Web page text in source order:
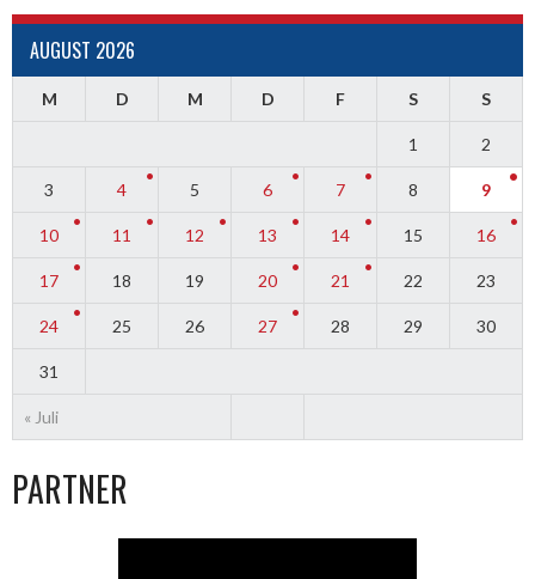
AUGUST 2026
M D M D F S S
« Juli
1 2
3 4 5 6 7 8 9
10 11 12 13 14 15 16
17 18 19 20 21 22 23
24 25 26 27 28 29 30
31
PARTNER